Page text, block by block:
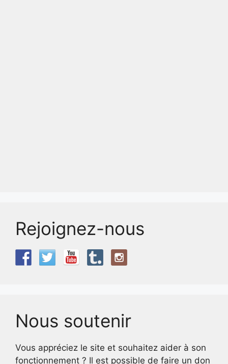
Rejoignez-nous
Nous soutenir
Vous appréciez le site et souhaitez aider à son
fonctionnement ? Il est possible de faire un don